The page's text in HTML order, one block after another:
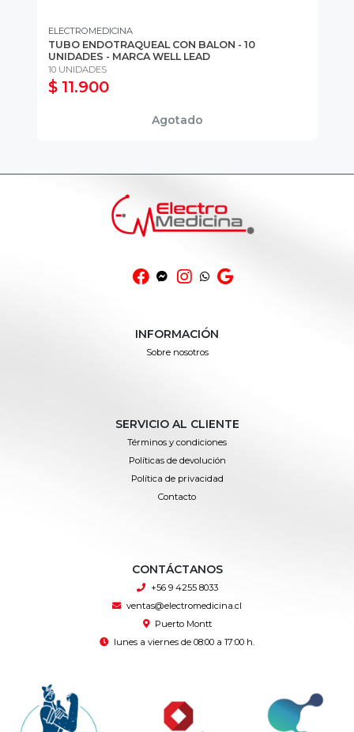
ELECTROMEDICINA
TUBO ENDOTRAQUEAL CON BALON - 10
UNIDADES - MARCA WELL LEAD
10 UNIDADES
$ 11.900
Agotado
INFORMACIÓN
Sobre nosotros
SERVICIO AL CLIENTE
Términos y condiciones
Políticas de devolución
Política de privacidad
Contacto
CONTÁCTANOS
+56 9 4255 8033
ventas@electromedicina.cl
Puerto Montt
lunes a viernes de 08:00 a 17:00 h.